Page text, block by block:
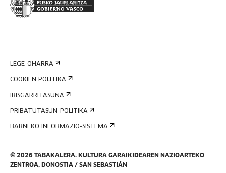
© 2026 TABAKALERA. KULTURA GARAIKIDEAREN NAZIOARTEKO
ZENTROA, DONOSTIA / SAN SEBASTIÁN
LEGE-OHARRA
COOKIEN POLITIKA
IRISGARRITASUNA
PRIBATUTASUN-POLITIKA
BARNEKO INFORMAZIO-SISTEMA